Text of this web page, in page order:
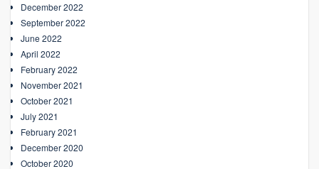
December 2022
September 2022
June 2022
April 2022
February 2022
November 2021
October 2021
July 2021
February 2021
December 2020
October 2020